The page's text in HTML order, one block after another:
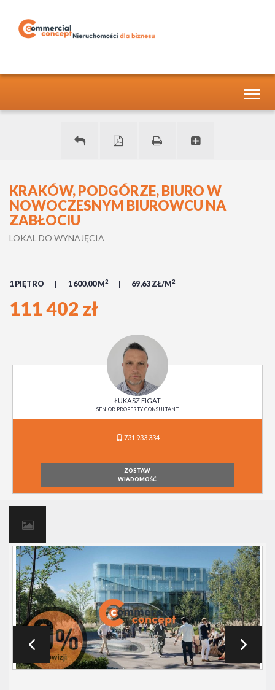
KRAKÓW, PODGÓRZE, BIURO W
NOWOCZESNYM BIUROWCU NA
ZABŁOCIU
LOKAL DO WYNAJĘCIA
1 PIĘTRO 1 600,00 M 2 69,63 ZŁ/M 2
111 402 zł
ŁUKASZ FIGAT
SENIOR PROPERTY CONSULTANT
731 933 334
ZOSTAW
WIADOMOŚĆ